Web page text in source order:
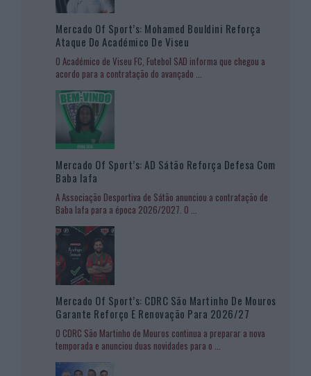
Mercado Of Sport’s: Mohamed Bouldini Reforça
Ataque Do Académico De Viseu
O Académico de Viseu FC, Futebol SAD informa que chegou a
acordo para a contratação do avançado ...
Mercado Of Sport’s: AD Sátão Reforça Defesa Com
Baba Iafa
A Associação Desportiva de Sátão anunciou a contratação de
Baba Iafa para a época 2026/2027. O ...
Mercado Of Sport’s: CDRC São Martinho De Mouros
Garante Reforço E Renovação Para 2026/27
O CDRC São Martinho de Mouros continua a preparar a nova
temporada e anunciou duas novidades para o ...